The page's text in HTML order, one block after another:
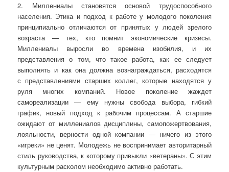
2. Миллениалы становятся основой трудоспособного
населения. Этика и подход к работе у молодого поколения
принципиально отличаются от принятых у людей зрелого
возраста — тех, кто помнит экономические кризисы.
Миллениалы выросли во времена изобилия, и их
представления о том, что такое работа, как ее следует
выполнять и как она должна вознаграждаться, расходятся
с представлениями старших коллег, которые находятся у
руля многих компаний. Новое поколение жаждет
самореализации — ему нужны свобода выбора, гибкий
график, новый подход к рабочим процессам. А старшие
ожидают от миллениалов дисциплины, самопожертвования,
лояльности, верности одной компании — ничего из этого
«игреки» не ценят. Молодежь не воспринимает авторитарный
стиль руководства, к которому привыкли «ветераны». С этим
культурным расколом необходимо активно работать.